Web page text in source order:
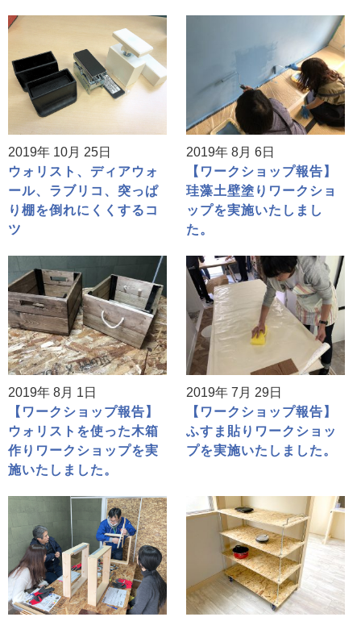
2019年 10月 25日
ウォリスト、ディアウォ
ール、ラブリコ、突っぱ
り棚を倒れにくくするコ
ツ
2019年 8月 6日
【ワークショップ報告】
珪藻土壁塗りワークショ
ップを実施いたしまし
た。
2019年 8月 1日
【ワークショップ報告】
ウォリストを使った木箱
作りワークショップを実
施いたしました。
2019年 7月 29日
【ワークショップ報告】
ふすま貼りワークショッ
プを実施いたしました。